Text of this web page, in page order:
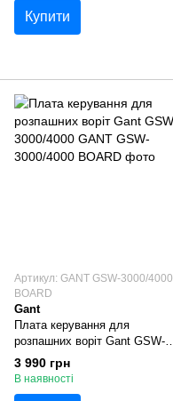
Купити
Артикул: GANT GSW-3000/4000
BOARD
Gant
Плата керування для
розпашних воріт Gant GSW-
3000/4000
3 990 грн
В наявності